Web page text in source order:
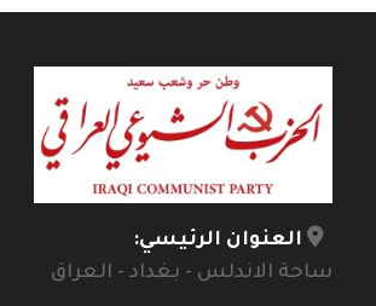
العنوان الرئيسي:
ساحة الاندلس - بغداد - العراق